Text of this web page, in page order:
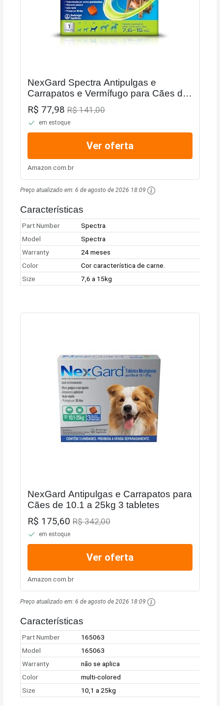
NexGard Spectra Antipulgas e
Carrapatos e Vermífugo para Cães de
7,6 a 15kg - 1 tablete
R$ 77,98R$ 141,00
em estoque
Ver oferta
Amazon.com.br
Preço atualizado em:6 de agosto de 2026 18:09
Características
Part Number
Spectra
Model
Spectra
Warranty
24 meses
Color
Cor característica de carne.
Size
7,6 a 15kg
NexGard Antipulgas e Carrapatos para
Cães de 10.1 a 25kg 3 tabletes
R$ 175,60R$ 342,00
em estoque
Ver oferta
Amazon.com.br
Preço atualizado em:6 de agosto de 2026 18:09
Características
Part Number
165063
Model
165063
Warranty
não se aplica
Color
multi-colored
Size
10,1 a 25kg